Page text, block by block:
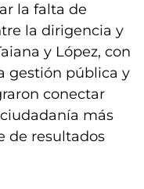
la falta de
la dirigencia y
y López, con
gestión pública y
conectar
más
de resultados